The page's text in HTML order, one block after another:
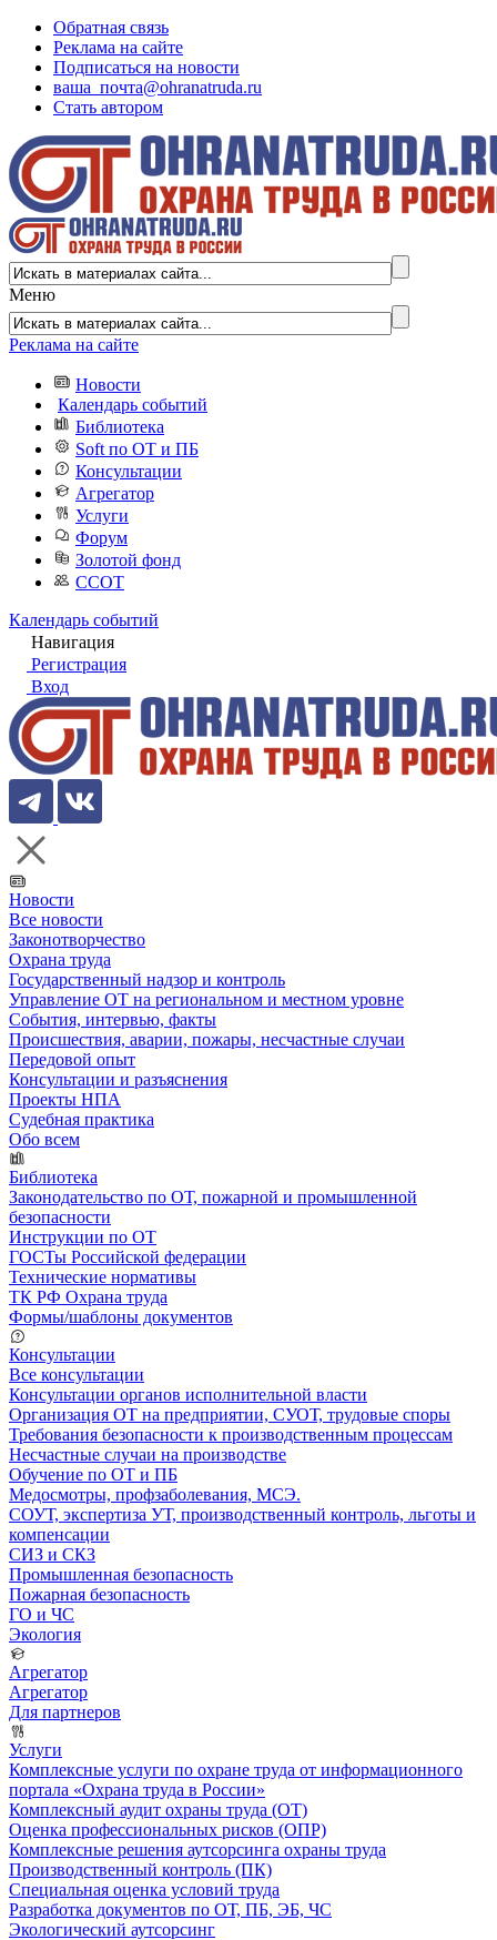
Обратная связь
Реклама на сайте
Подписаться на новости
ваша_почта@ohranatruda.ru
Стать автором
Меню
Реклама на сайте
Новости
Календарь событий
Библиотека
Soft по ОТ и ПБ
Консультации
Агрегатор
Услуги
Форум
Золотой фонд
ССОТ
Календарь событий
Навигация
Регистрация
Вход
Новости
Все новости
Законотворчество
Охрана труда
Государственный надзор и контроль
Управление ОТ на региональном и местном уровне
События, интервью, факты
Происшествия, аварии, пожары, несчастные случаи
Передовой опыт
Консультации и разъяснения
Проекты НПА
Судебная практика
Обо всем
Библиотека
Законодательство по ОТ, пожарной и промышленной
безопасности
Инструкции по ОТ
ГОСТы Российской федерации
Технические нормативы
ТК РФ Охрана труда
Формы/шаблоны документов
Консультации
Все консультации
Консультации органов исполнительной власти
Организация ОТ на предприятии, СУОТ, трудовые споры
Требования безопасности к производственным процессам
Несчастные случаи на производстве
Обучение по ОТ и ПБ
Медосмотры, профзаболевания, МСЭ.
СОУТ, экспертиза УТ, производственный контроль, льготы и
компенсации
СИЗ и СКЗ
Промышленная безопасность
Пожарная безопасность
ГО и ЧС
Экология
Агрегатор
Агрегатор
Для партнеров
Услуги
Комплексные услуги по охране труда от информационного
портала «Охрана труда в России»
Комплексный аудит охраны труда (ОТ)
Оценка профессиональных рисков (ОПР)
Комплексные решения аутсорсинга охраны труда
Производственный контроль (ПК)
Специальная оценка условий труда
Разработка документов по ОТ, ПБ, ЭБ, ЧС
Экологический аутсорсинг